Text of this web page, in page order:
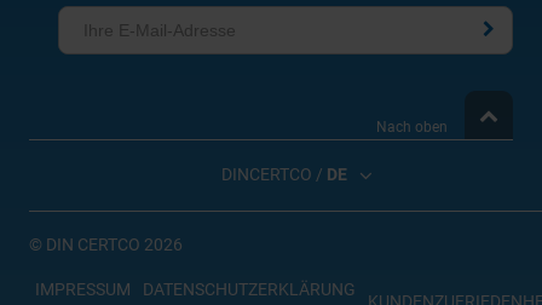
Nach oben
© DIN CERTCO 2026
IMPRESSUM DATENSCHUTZERKLÄRUNG
DINCERTCO / DE